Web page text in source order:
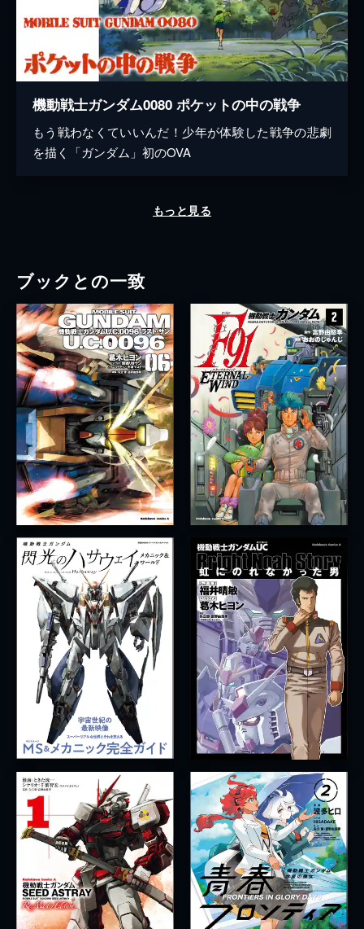
機動戦士ガンダム0080 ポケットの中の戦争
もう戦わなくていいんだ！少年が体験した戦争の悲劇
を描く「ガンダム」初のOVA
もっと見る
ブックとの一致